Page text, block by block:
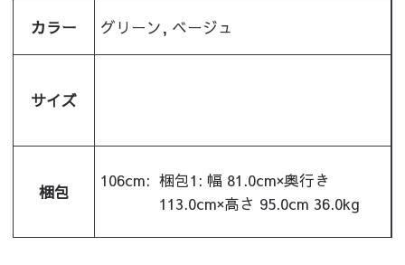
カラー グリーン, ベージュ
サイズ
梱包
106cm: 梱包1: 幅 81.0cm×奥行き
113.0cm×高さ 95.0cm 36.0kg